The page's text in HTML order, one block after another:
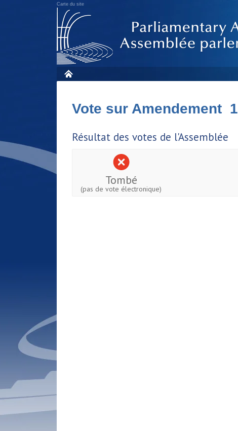
Carte du site
Vote sur Amendement 1
Résultat des votes de l'Assemblée
Tombé
(pas de vote électronique)